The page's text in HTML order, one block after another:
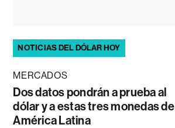
NOTICIAS DEL DÓLAR HOY
MERCADOS
Dos datos pondrán a prueba al
dólar y a estas tres monedas de
América Latina